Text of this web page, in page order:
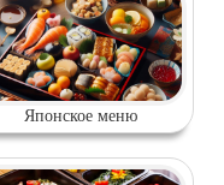
Японское меню